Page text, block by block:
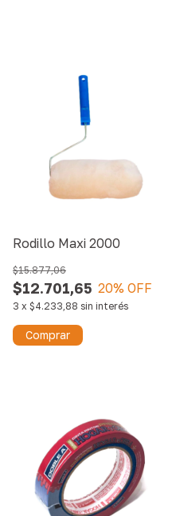
Rodillo Maxi 2000
$12.701,65
$15.877,06
20% OFF
3 x $4.233,88 sin interés
Comprar